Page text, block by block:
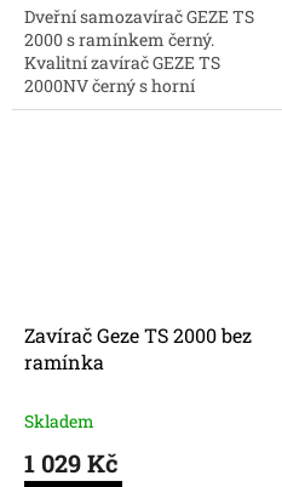
Dveřní samozavírač GEZE TS
2000 s ramínkem černý.
Kvalitní zavírač GEZE TS
2000NV černý s horní
montáží nakupujte online za
Zavírač Geze TS 2000 bez
ramínka
Skladem
1 029 Kč